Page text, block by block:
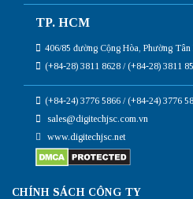
TP. HCM
406/85 đường Cộng Hòa, Phường
(+84-28) 3811 8628 / (+84-28) 3811
(+84-24) 3776 5866 / (+84-24) 3776
sales@digitechjsc.com.vn
www.digitechjsc.net
CHÍNH SÁCH CÔNG TY